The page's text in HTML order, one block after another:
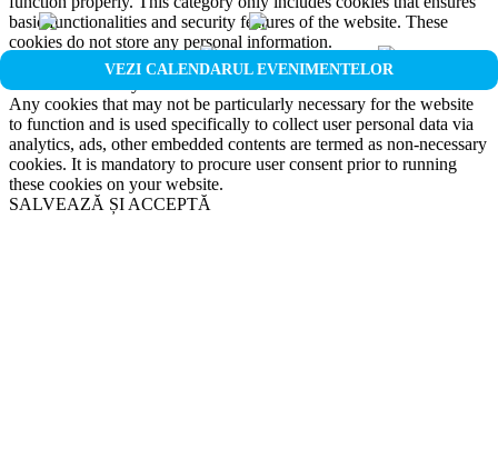
VEZI CALENDARUL EVENIMENTELOR
basic functionalities and security features of the website. These
cookies do not store any personal information.
Non-necessary
Any cookies that may not be particularly necessary for the website
to function and is used specifically to collect user personal data via
analytics, ads, other embedded contents are termed as non-necessary
cookies. It is mandatory to procure user consent prior to running
these cookies on your website.
SALVEAZĂ ȘI ACCEPTĂ